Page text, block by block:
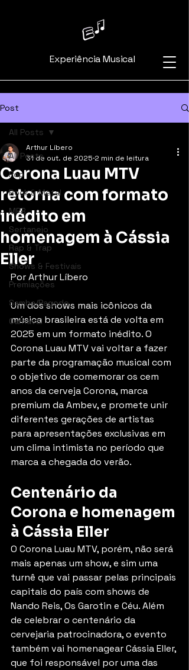
Experiência Musical
Post
All Posts
Pop
Rock & Metal
MPB
Sertanejo
Rap & Trap
Shows & Festivais
Premiações
Samba/Pagode
Carnaval
All Posts
Corona Luau MTV
retorna com formato
inédito em
homenagem à Cássia
Eller
Arthur Líbero
31 de out. de 2025 2 min de leitura
Por Arthur Líbero
Um dos shows mais icônicos da
música brasileira está de volta em
2025 em um formato inédito. O
Corona Luau MTV vai voltar a fazer
parte da programação musical com
o objetivo de comemorar os cem
anos da cerveja Corona, marca
premium da Ambev, e promete unir
diferentes gerações de artistas
para apresentações exclusivas em
um clima intimista no período que
marca a chegada do verão.
Centenário da
Corona e homenagem
à Cássia Eller
O Corona Luau MTV, porém, não será
mais apenas um show, e sim uma
turnê que vai passar pelas principais
capitais do país com shows de
Nando Reis, Os Garotin e Céu. Além
de celebrar o centenário da
cervejaria patrocinadora, o evento
também vai homenagear Cássia Eller,
que foi responsável por uma das